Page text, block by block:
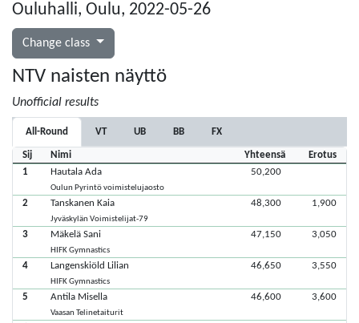
Ouluhalli, Oulu, 2022-05-26
Change class
NTV naisten näyttö
Unofficial results
All-Round VT UB BB FX
Sij Nimi Yhteensä
Erotus
1
Hautala Ada
Oulun Pyrintö voimistelujaosto
50,200
2 Tanskanen Kaia
Jyväskylän Voimistelijat-79
48,300 1,900
3 Mäkelä Sani
HIFK Gymnastics
47,150 3,050
4 Langenskiöld Lilian
HIFK Gymnastics
46,650 3,550
5 Antila Misella
Vaasan Telinetaiturit
46,600 3,600